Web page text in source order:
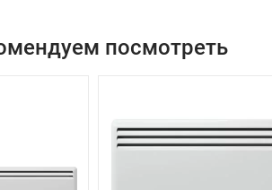
посмотреть